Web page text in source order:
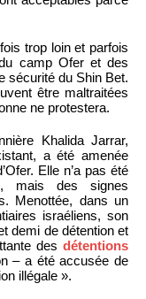
trop loin et parfois
camp Ofer et des
sécurité du Shin Bet.
être maltraitées
ne protestera.
Khalida Jarrar,
a été amenée
Elle n’a pas été
mais des signes
Menottée, dans un
israéliens, son
demi de détention et
des détentions
– a été accusée de
illégale ».